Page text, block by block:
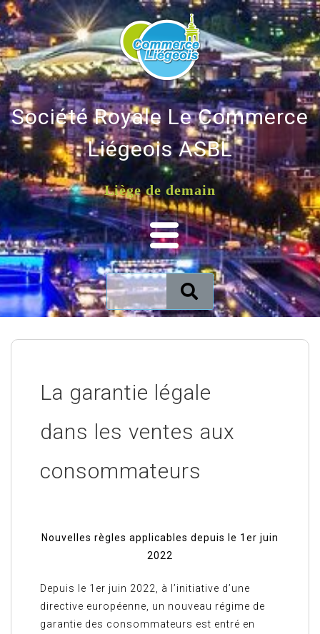
Société Royale Le Commerce
Liégeois ASBL
Liège de demain
La garantie légale
dans les ventes aux
consommateurs
Nouvelles règles applicables depuis le 1er juin
2022
Depuis le 1er juin 2022, à l’initiative d’une
directive européenne, un nouveau régime de
garantie des consommateurs est entré en